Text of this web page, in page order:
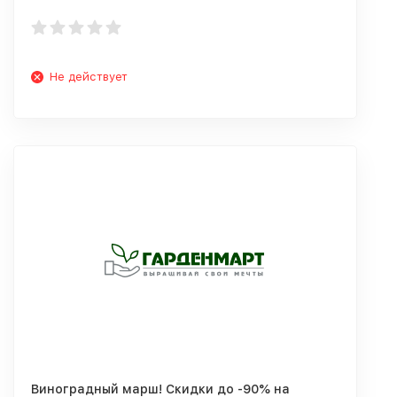
Не действует
Виноградный марш! Скидки до -90% на